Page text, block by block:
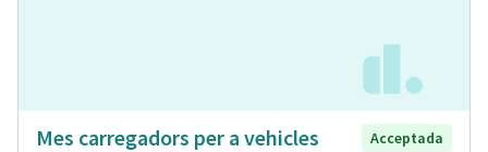
Mes carregadors per a vehicles
Acceptada